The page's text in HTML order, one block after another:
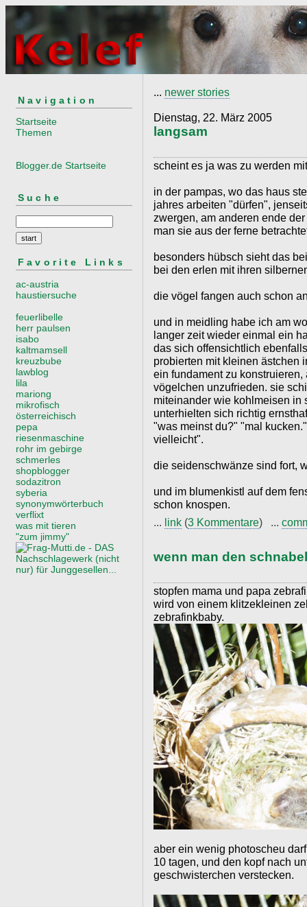
Navigation
Startseite
Themen
Blogger.de Startseite
Suche
Favorite Links
ac-austria
haustiersuche
feuerlibelle
herr paulsen
isabo
kaltmamsell
kreuzbube
lawblog
lila
mariong
mikrofisch
österreichisch
pepa
riesenmaschine
rohr im gebirge
schmerles
shopblogger
sodazitron
syberia
synonymwörterbuch
verflixt
was mit tieren
"zum jimmy"
... newer stories
Dienstag, 22. März 2005
langsam
scheint es ja was zu werden
in der pampas, wo das haus
jahres arbeiten "dürfen",
zwergen, am anderen ende
man sie aus der ferne
besonders hübsch sieht das
bei den erlen mit ihren
die vögel fangen auch schon
und in meidling habe ich am
langer zeit wieder einmal ein
das sich offensichtlich
probierten mit kleinen ästchen
ein fundament zu
vögelchen unzufrieden. sie
miteinander wie kohlmeisen in
unterhielten sich richtig
"was meinst du?" "mal
vielleicht".
die seidenschwänze sind fort,
und im blumenkistl auf dem
schon knospen.
... link (3 Kommentare) ...
wenn man den
stopfen mama und papa
wird von einem klitzekleinen
zebrafinkbaby.
aber ein wenig photoscheu
10 tagen, und den kopf nach
geschwisterchen verstecken.